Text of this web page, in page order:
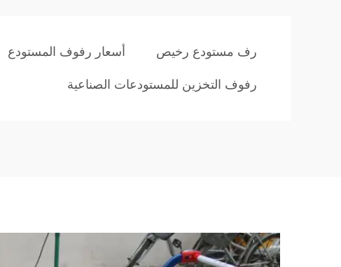
رف مستودع رخيص أسعار رفوف المستودع
رفوف التخزين للمستودعات الصناعية